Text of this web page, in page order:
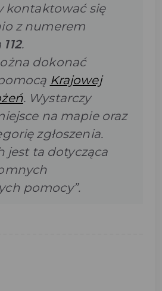
kontaktować się
z numerem
112.
dokonać
Krajowej
. Wystarczy
na mapie oraz
zgłoszenia.
jest ta dotycząca
pomocy”.